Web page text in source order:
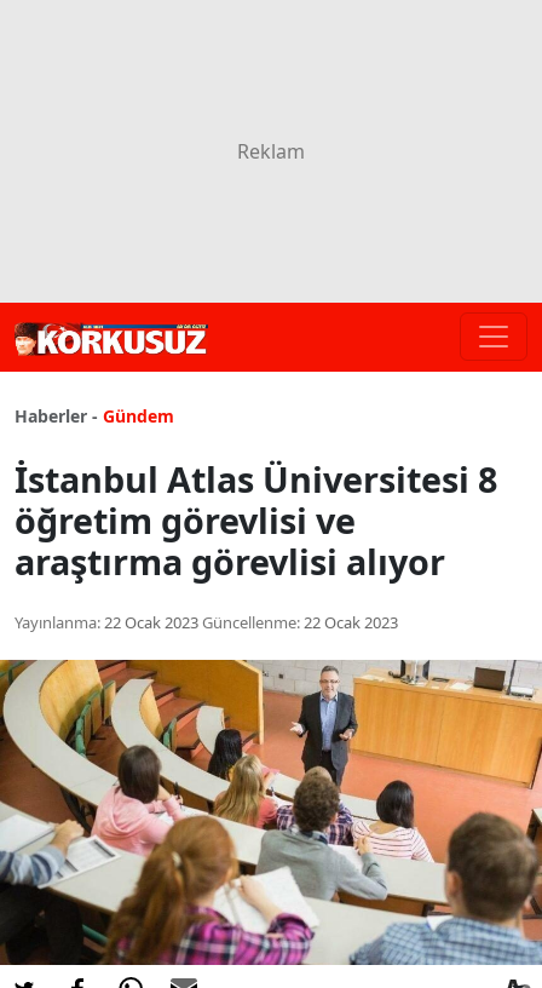
Haberler - Gündem
İstanbul Atlas Üniversitesi 8
öğretim görevlisi ve
araştırma görevlisi alıyor
Yayınlanma:22 Ocak 2023Güncellenme:22 Ocak 2023